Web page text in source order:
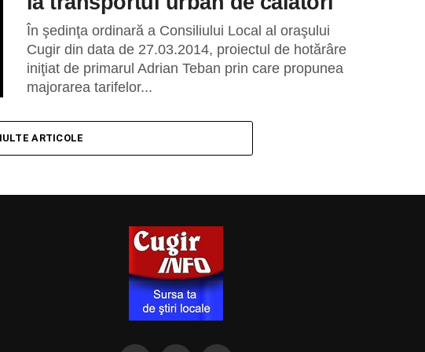
În şedinţa ordinară a Consiliului Local al oraşului
Cugir din data de 27.03.2014, proiectul de hotărâre
iniţiat de primarul Adrian Teban prin care propunea
majorarea tarifelor...
ARTICOLE